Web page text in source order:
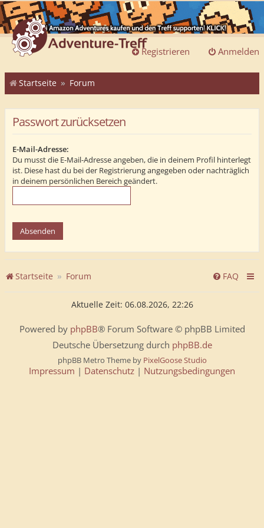
Anmelden
Registrieren
Startseite Forum
Passwort zurücksetzen
E-Mail-Adresse:
Du musst die E-Mail-Adresse angeben, die in deinem Profil hinterlegt
ist. Diese hast du bei der Registrierung angegeben oder nachträglich
in deinem persönlichen Bereich geändert.
Startseite Forum FAQ
Aktuelle Zeit: 06.08.2026, 22:26
Powered by phpBB® Forum Software © phpBB Limited
Deutsche Übersetzung durch phpBB.de
phpBB Metro Theme by PixelGoose Studio
Impressum | Datenschutz | Nutzungsbedingungen